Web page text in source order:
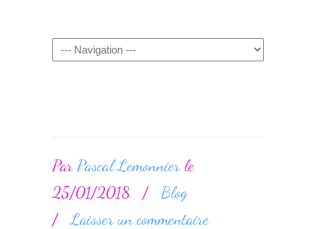
Navigation
Par Pascal Lemonnierle
25/01/2018
/
Blog
/Laisser un commentaire